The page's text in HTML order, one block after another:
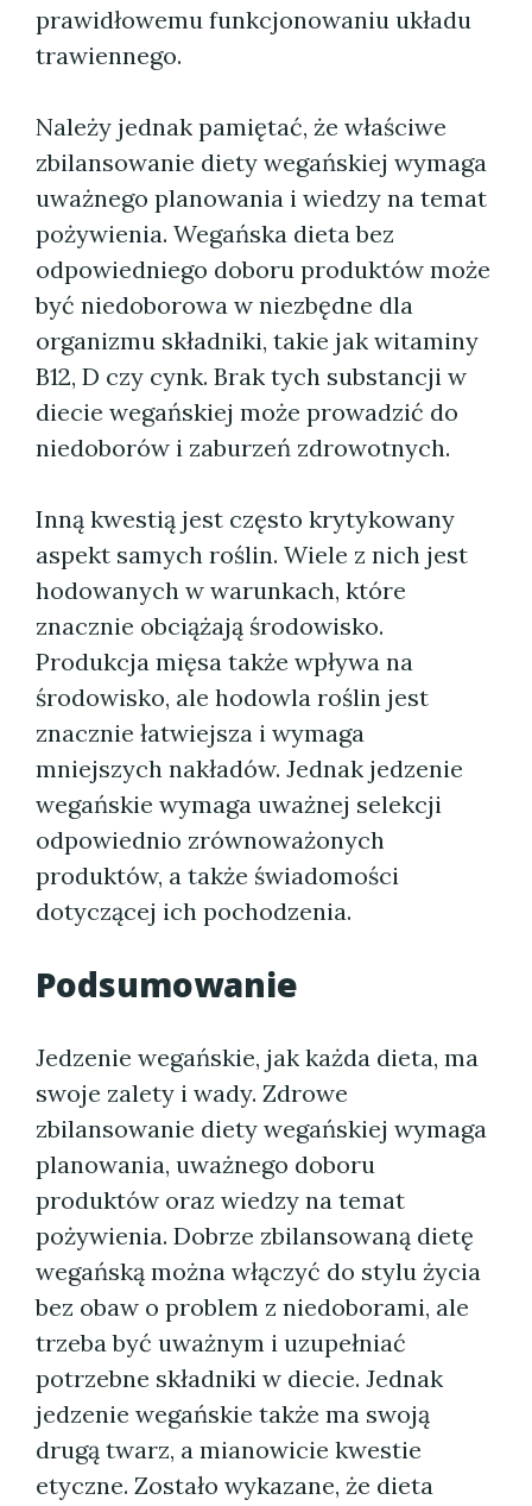
prawidłowemu funkcjonowaniu układu
trawiennego.
Należy jednak pamiętać, że właściwe
zbilansowanie diety wegańskiej wymaga
uważnego planowania i wiedzy na temat
pożywienia. Wegańska dieta bez
odpowiedniego doboru produktów może
być niedoborowa w niezbędne dla
organizmu składniki, takie jak witaminy
B12, D czy cynk. Brak tych substancji w
diecie wegańskiej może prowadzić do
niedoborów i zaburzeń zdrowotnych.
Inną kwestią jest często krytykowany
aspekt samych roślin. Wiele z nich jest
hodowanych w warunkach, które
znacznie obciążają środowisko.
Produkcja mięsa także wpływa na
środowisko, ale hodowla roślin jest
znacznie łatwiejsza i wymaga
mniejszych nakładów. Jednak jedzenie
wegańskie wymaga uważnej selekcji
odpowiednio zrównoważonych
produktów, a także świadomości
dotyczącej ich pochodzenia.
Podsumowanie
Jedzenie wegańskie, jak każda dieta, ma
swoje zalety i wady. Zdrowe
zbilansowanie diety wegańskiej wymaga
planowania, uważnego doboru
produktów oraz wiedzy na temat
pożywienia. Dobrze zbilansowaną dietę
wegańską można włączyć do stylu życia
bez obaw o problem z niedoborami, ale
trzeba być uważnym i uzupełniać
potrzebne składniki w diecie. Jednak
jedzenie wegańskie także ma swoją
drugą twarz, a mianowicie kwestie
etyczne. Zostało wykazane, że dieta